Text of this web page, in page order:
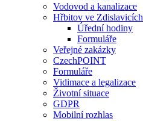
Vodovod a kanalizace
Hřbitov ve Zdislavicích
Úřední hodiny
Formuláře
Veřejné zakázky
CzechPOINT
Formuláře
Vidimace a legalizace
Životní situace
GDPR
Mobilní rozhlas